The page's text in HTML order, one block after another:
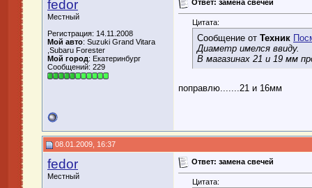
fedor
Местный
Регистрация: 14.11.2008
Мой авто: Suzuki Grand Vitara
,Subaru Forester
Мой город: Екатеринбург
Сообщений: 229
Ответ: замена свечей
Цитата:
Сообщение от Техник
Диаметр имелся ввиду.
В магазинах 21 и 19 мм
поправлю.......21 и 16мм
08.01.2009, 16:37
fedor
Местный
Ответ: замена свечей
Цитата: